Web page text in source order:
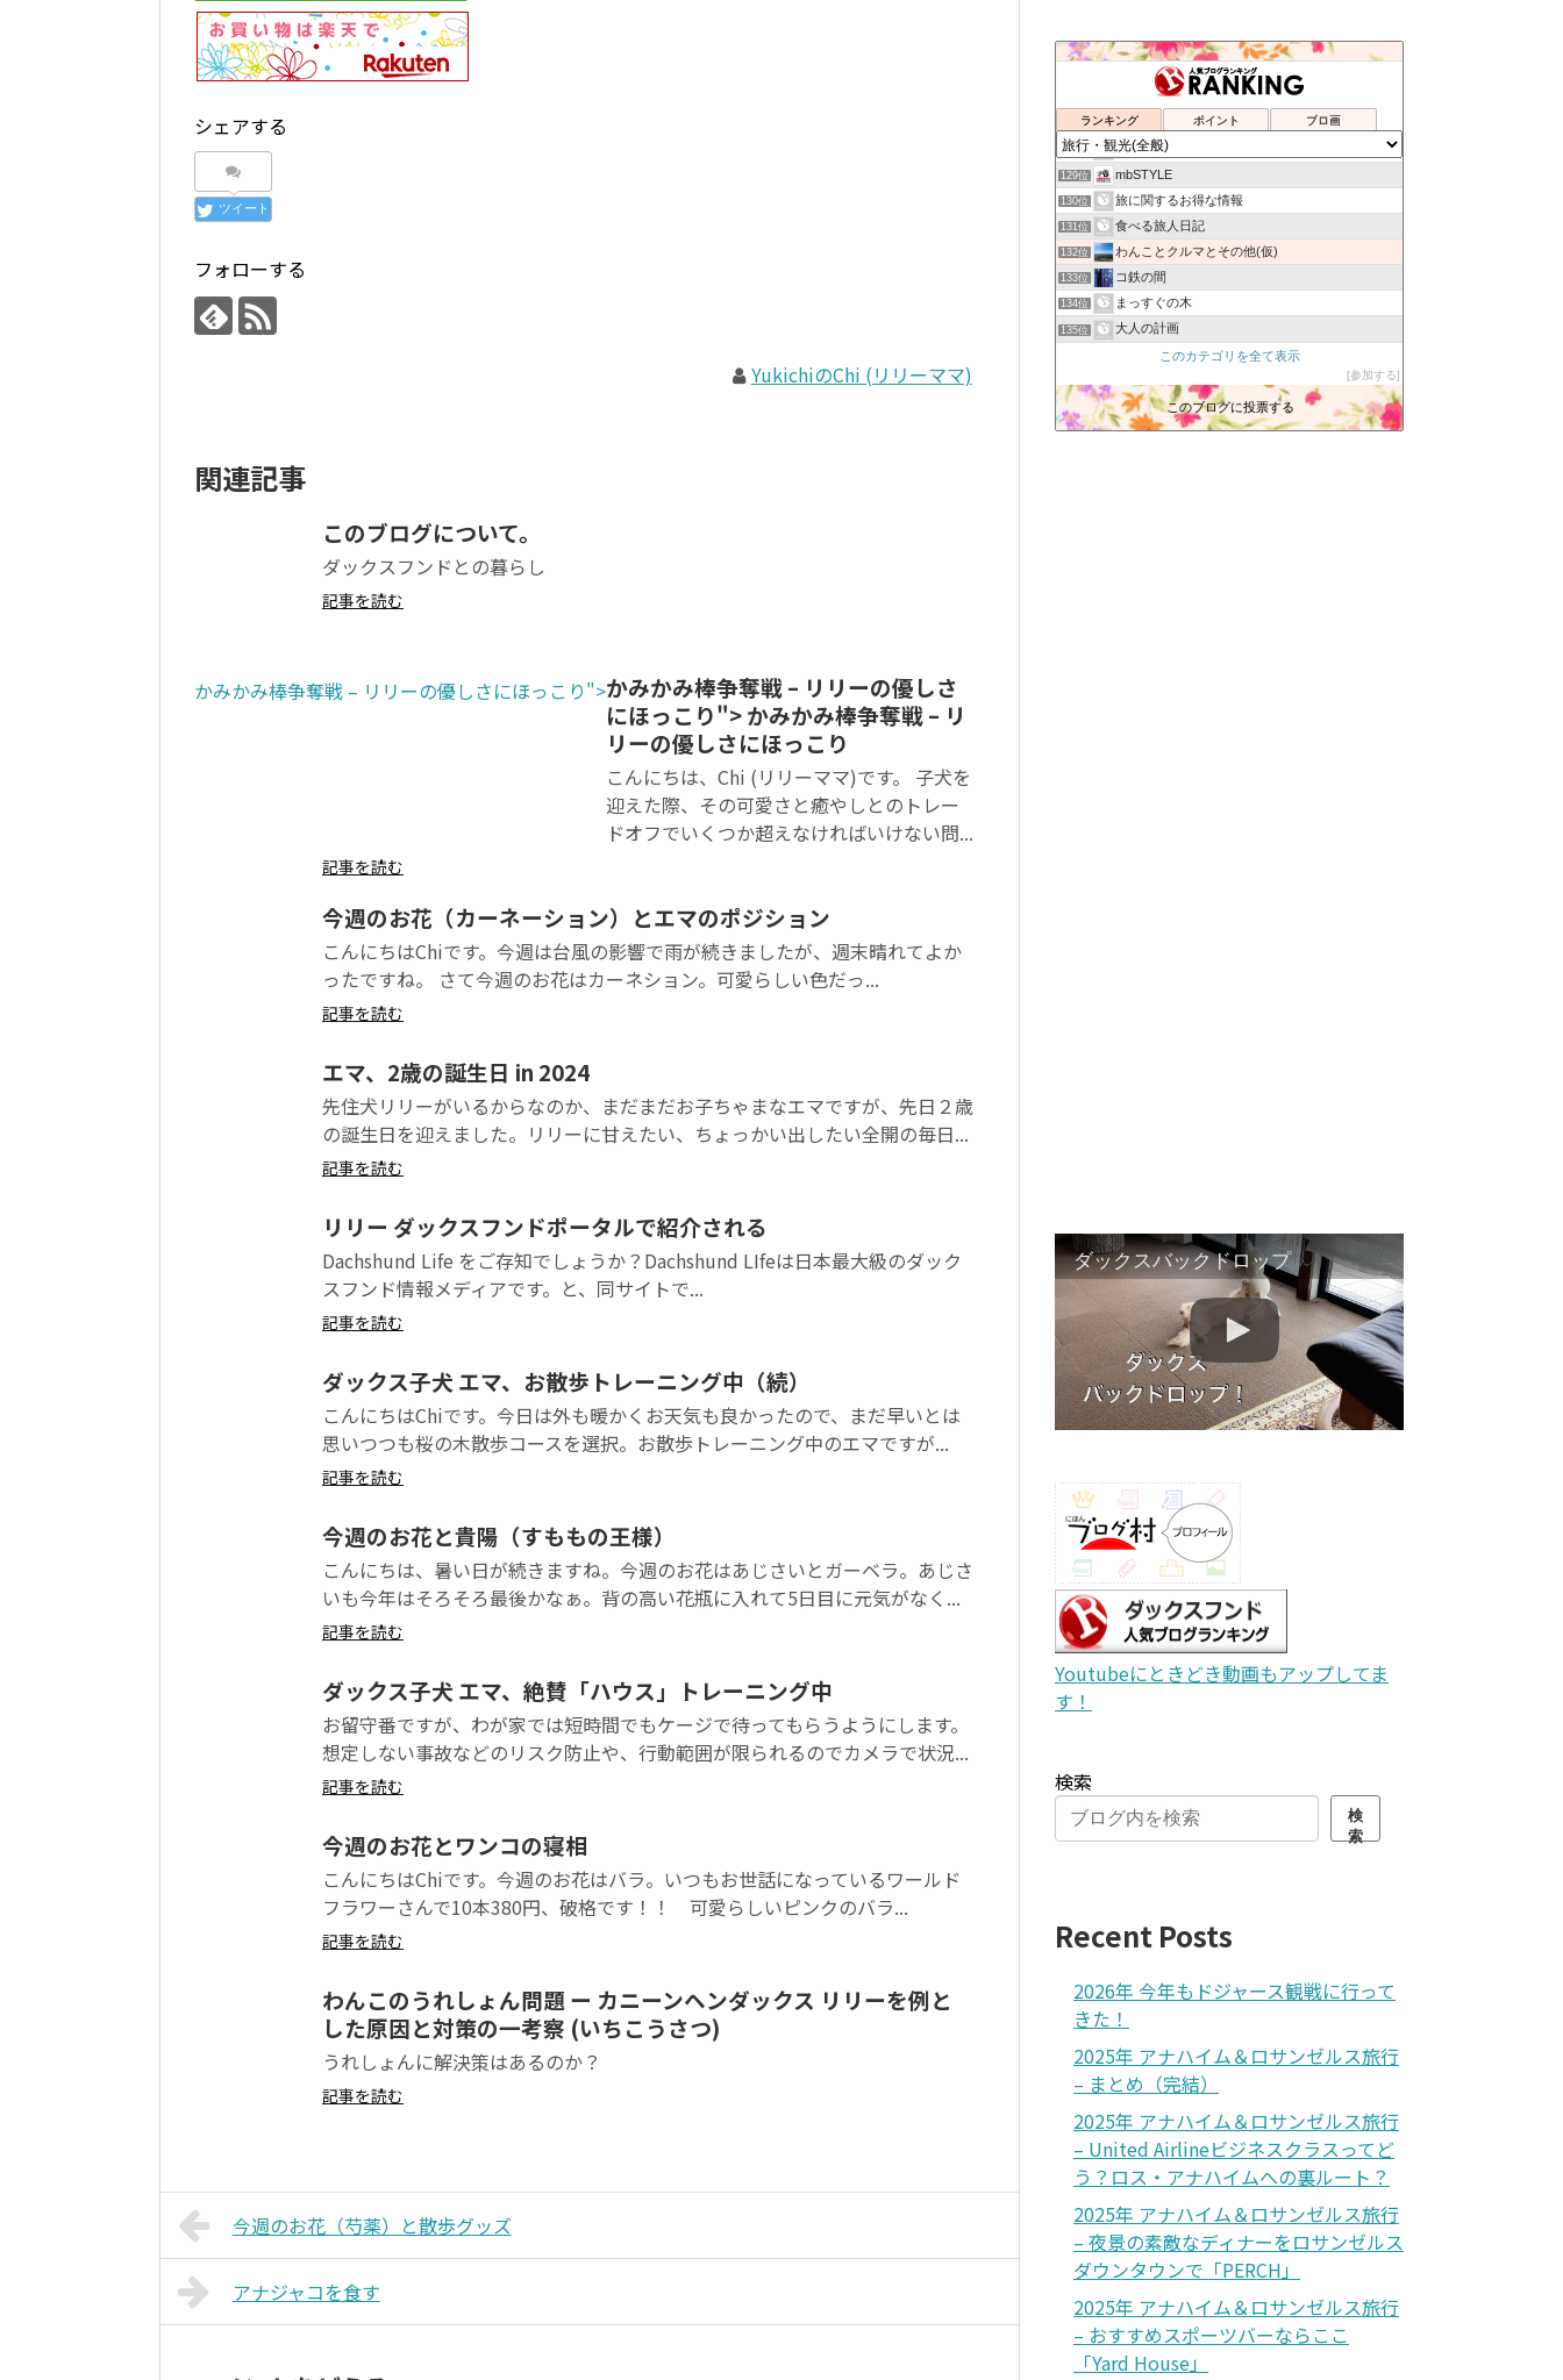
シェアする
ツイート
フォローする
YukichiのChi (リリーママ)
関連記事
このブログについて。
ダックスフンドとの暮らし
記事を読む
かみかみ棒争奪戦 – リリーの優しさにほっこり">かみかみ棒争奪戦 – リリーの優しさ
にほっこり">かみかみ棒争奪戦 – リ
リーの優しさにほっこり
こんにちは、Chi (リリーママ)です。 子犬を
迎えた際、その可愛さと癒やしとのトレー
ドオフでいくつか超えなければいけない問...
記事を読む
今週のお花（カーネーション）とエマのポジション
こんにちはChiです。今週は台風の影響で雨が続きましたが、週末晴れてよか
ったですね。 さて今週のお花はカーネション。可愛らしい色だっ...
記事を読む
エマ、2歳の誕生日 in 2024
先住犬リリーがいるからなのか、まだまだお子ちゃまなエマですが、先日２歳
の誕生日を迎えました。リリーに甘えたい、ちょっかい出したい全開の毎日...
記事を読む
リリー ダックスフンドポータルで紹介される
Dachshund Life をご存知でしょうか？Dachshund LIfeは日本最大級のダック
スフンド情報メディアです。と、同サイトで...
記事を読む
ダックス子犬 エマ、お散歩トレーニング中（続）
こんにちはChiです。今日は外も暖かくお天気も良かったので、まだ早いとは
思いつつも桜の木散歩コースを選択。お散歩トレーニング中のエマですが...
記事を読む
今週のお花と貴陽（すももの王様）
こんにちは、暑い日が続きますね。今週のお花はあじさいとガーベラ。あじさ
いも今年はそろそろ最後かなぁ。背の高い花瓶に入れて5日目に元気がなく...
記事を読む
ダックス子犬 エマ、絶賛「ハウス」トレーニング中
お留守番ですが、わが家では短時間でもケージで待ってもらうようにします。
想定しない事故などのリスク防止や、行動範囲が限られるのでカメラで状況...
記事を読む
今週のお花とワンコの寝相
こんにちはChiです。今週のお花はバラ。いつもお世話になっているワールド
フラワーさんで10本380円、破格です！！ 可愛らしいピンクのバラ...
記事を読む
わんこのうれしょん問題 ー カニーンヘンダックス リリーを例と
した原因と対策の一考察 (いちこうさつ)
うれしょんに解決策はあるのか？
記事を読む
今週のお花（芍薬）と散歩グッズ
アナジャコを食す
ランキング ポイント ブロ画
北の大地十勝だより
バラ色人生
127位 京都発！こだわりの注文住宅
128位 月乃のなんとかなる。60代、がんでも恋も仕事も
129位 mbSTYLE
130位 旅に関するお得な情報
131位 食べる旅人日記
132位 わんことクルマとその他(仮)
133位 コ鉄の間
134位 まっすぐの木
135位 大人の計画
まん遊記
会津盆地は、東に奥羽山脈、西に越後山脈、
138位 NaMaRoKu【生録】 無料の環境音
139位 Long Dream
このカテゴリを全て表示
参加する
このブログに投票する
ダックスバックドロップ
Youtubeにときどき動画もアップしてま
す！
検索
検
索
Recent Posts
2026年 今年もドジャース観戦に行って
きた！
2025年 アナハイム＆ロサンゼルス旅行
– まとめ（完結）
2025年 アナハイム＆ロサンゼルス旅行
– United Airlineビジネスクラスってど
う？ロス・アナハイムへの裏ルート？
2025年 アナハイム＆ロサンゼルス旅行
– 夜景の素敵なディナーをロサンゼルス
ダウンタウンで「PERCH」
2025年 アナハイム＆ロサンゼルス旅行
– おすすめスポーツバーならここ
「Yard House」